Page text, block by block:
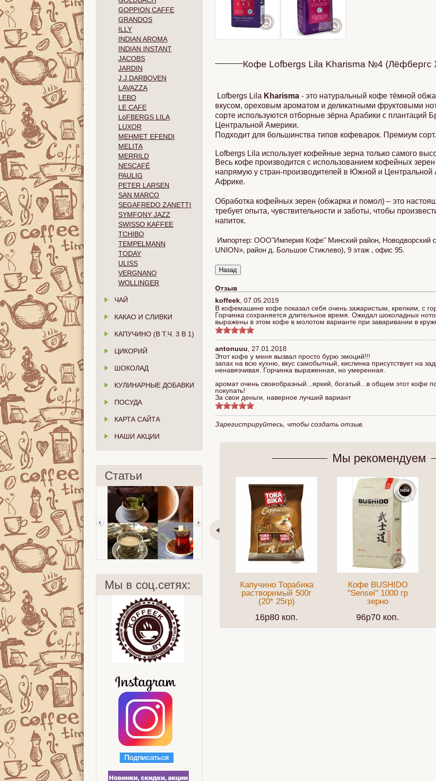
GOPPION CAFFE
GRANDOS
ILLY
INDIAN AROMA
INDIAN INSTANT
JACOBS
JARDIN
J.J.DARBOVEN
LAVAZZA
LEBO
LE CAFE
LöFBERGS LILA
LUXOR
MEHMET EFENDI
MELITA
MERRILD
NESCAFÉ
PAULIG
PETER LARSEN
SAN MARCO
SEGAFREDO ZANETTI
SYMFONY JAZZ
SWISSO KAFFEE
TCHIBO
TEMPELMANN
TODAY
ULISS
VERGNANO
WOLLINGER
ЧАЙ
КАКАО И СЛИВКИ
КАПУЧИНО (В Т.Ч. 3 В 1)
ЦИКОРИЙ
ШОКОЛАД
КУЛИНАРНЫЕ ДОБАВКИ
ПОСУДА
КАРТА САЙТА
НАШИ АКЦИИ
Статьи
Чаша мира
Мы в соц.сетях:
Кофе Lofbergs Lila Kharisma №4 (Лёфбергс
Lofbergs Lila Kharisma - это натуральный кофе тёмной
вкусом, ореховым ароматом и деликатными фруктовыми
сорте используются отборные зёрна Арабики с плантаций
Центральной Америки.
Подходит для большинства типов кофеварок. Премиум
Lofbergs Lila использует кофейные зерна только самого
Весь кофе производится с использованием кофейных
напрямую у стран-производителей в Южной и Центральной
Африке.
Обработка кофейных зерен (обжарка и помол) – это
требует опыта, чувствительности и заботы, чтобы
напиток.
Импортер: ООО"Империя Кофе" Минский район, Новодворский
UNION», район д. Большое Стиклево), 9 этаж , офис 95.
Отзыв
koffeek 07.05.2019
В кофемашине кофе показал себя очень зажаристым, крепким, с
Горчинка сохраняется длительное время. Ожидал шоколадных
выражены в этом кофе в молотом варианте при заваривании в
antonuuu
27.01.2018
Этот кофе у меня вызвал просто бурю эмоций!!!
запах на всю кухню, вкус самобытный, кислинка присутствует на
ненавязчивая. Горчинка выраженная, но умеренная.
аромат очень своеобразный...яркий, богатый...в общем этот кофе
покупать!
За свои деньги, наверное лучший вариант
Зарегистрируйтесь, чтобы создать отзыв.
Мы рекомендуем
Капучино Торабика
растворимый 500г
(20* 25гр)
16p80 коп.
Кофе BUSHIDO
"Sensei" 1000 гр
зерно
96p70 коп.